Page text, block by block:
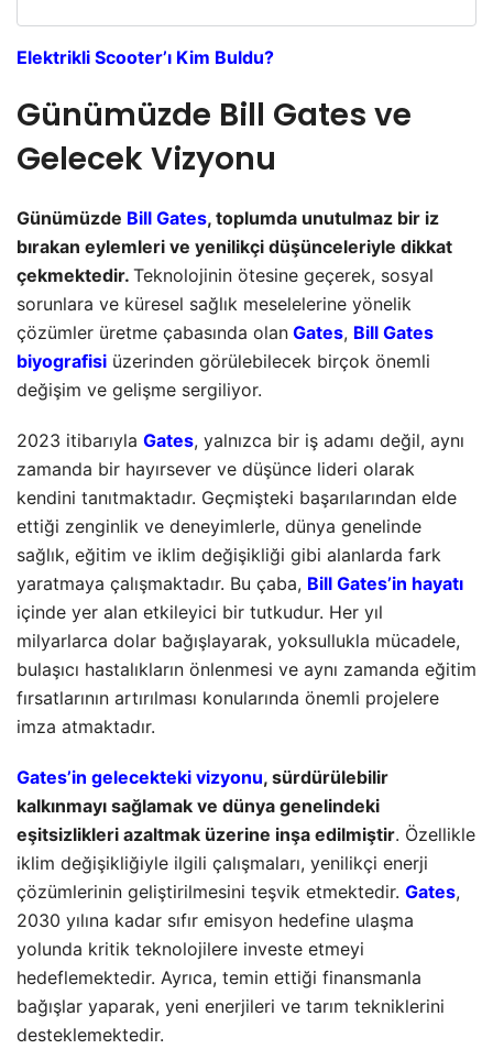
Elektrikli Scooter’ı Kim Buldu?
Günümüzde Bill Gates ve
Gelecek Vizyonu
Günümüzde Bill Gates, toplumda unutulmaz bir iz
bırakan eylemleri ve yenilikçi düşünceleriyle dikkat
çekmektedir. Teknolojinin ötesine geçerek, sosyal
sorunlara ve küresel sağlık meselelerine yönelik
çözümler üretme çabasında olan Gates, Bill Gates
biyografisi üzerinden görülebilecek birçok önemli
değişim ve gelişme sergiliyor.
2023 itibarıyla Gates, yalnızca bir iş adamı değil, aynı
zamanda bir hayırsever ve düşünce lideri olarak
kendini tanıtmaktadır. Geçmişteki başarılarından elde
ettiği zenginlik ve deneyimlerle, dünya genelinde
sağlık, eğitim ve iklim değişikliği gibi alanlarda fark
yaratmaya çalışmaktadır. Bu çaba, Bill Gates’in hayatı
içinde yer alan etkileyici bir tutkudur. Her yıl
milyarlarca dolar bağışlayarak, yoksullukla mücadele,
bulaşıcı hastalıkların önlenmesi ve aynı zamanda eğitim
fırsatlarının artırılması konularında önemli projelere
imza atmaktadır.
Gates’in gelecekteki vizyonu, sürdürülebilir
kalkınmayı sağlamak ve dünya genelindeki
eşitsizlikleri azaltmak üzerine inşa edilmiştir. Özellikle
iklim değişikliğiyle ilgili çalışmaları, yenilikçi enerji
çözümlerinin geliştirilmesini teşvik etmektedir. Gates,
2030 yılına kadar sıfır emisyon hedefine ulaşma
yolunda kritik teknolojilere investe etmeyi
hedeflemektedir. Ayrıca, temin ettiği finansmanla
bağışlar yaparak, yeni enerjileri ve tarım tekniklerini
desteklemektedir.